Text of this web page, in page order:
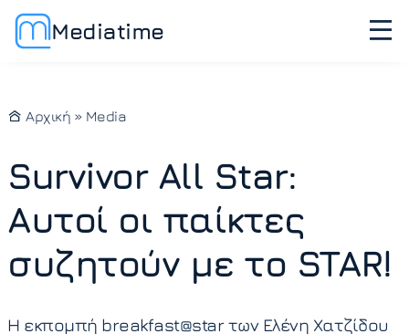
Mediatime
Αρχική » Media
Survivor All Star:
Αυτοί οι παίκτες
συζητούν με το STAR!
Η εκπομπή breakfast@star των Ελένη Χατζίδου